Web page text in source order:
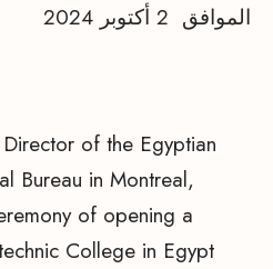
الموافق 2 أكتوبر 2024
of the Egyptian
Bureau in Montreal,
of opening a
College in Egypt